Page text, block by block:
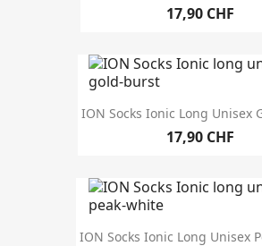
dimensione
17,90 CHF
ION Socks Ionic Long Unisex
17,90 CHF
ION Socks Ionic Long Unisex